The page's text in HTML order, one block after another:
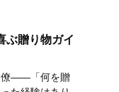
ぶ贈り物ガイ
僚――「何を贈